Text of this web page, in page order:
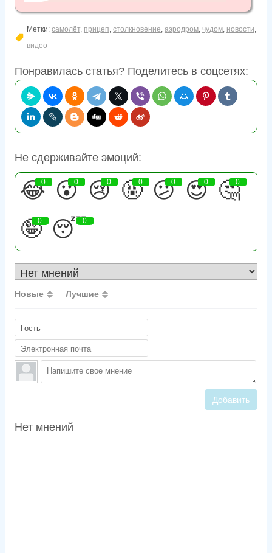
Метки: самолёт, прицеп, столкновение, аэродром, чудом, новости,
видео
Понравилась статья? Поделитесь в соцсетях:
Не сдерживайте эмоций:
😂
0 😮
0 😢
0 🤬
0 😕
0 😍
0 🤔
0
🤪
0 😴
0
Новые Лучшие
Добавить
Нет мнений